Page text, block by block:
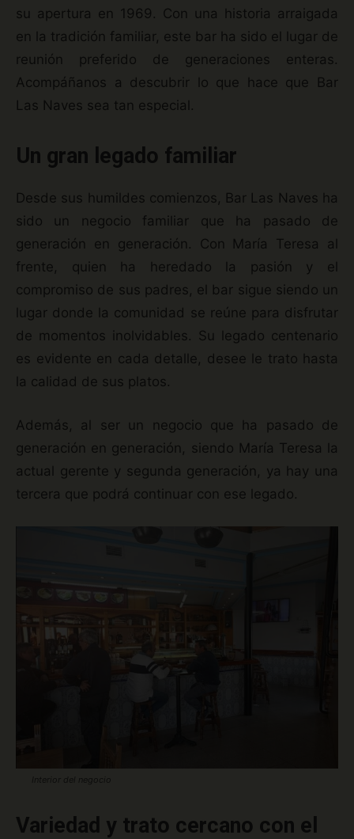
su apertura en 1969. Con una historia arraigada
en la tradición familiar, este bar ha sido el lugar de
reunión preferido de generaciones enteras.
Acompáñanos a descubrir lo que hace que Bar
Las Naves sea tan especial.
Un gran legado familiar
Desde sus humildes comienzos, Bar Las Naves ha
sido un negocio familiar que ha pasado de
generación en generación. Con María Teresa al
frente, quien ha heredado la pasión y el
compromiso de sus padres, el bar sigue siendo un
lugar donde la comunidad se reúne para disfrutar
de momentos inolvidables. Su legado centenario
es evidente en cada detalle, desee le trato hasta
la calidad de sus platos.
Además, al ser un negocio que ha pasado de
generación en generación, siendo María Teresa la
actual gerente y segunda generación, ya hay una
tercera que podrá continuar con ese legado.
Interior del negocio
Variedad y trato cercano con el